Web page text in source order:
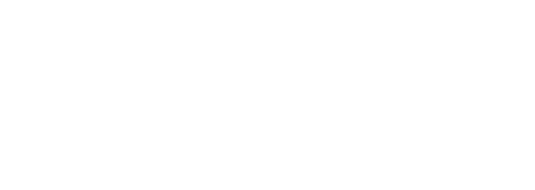
Alcaldesa Carolina Mejía